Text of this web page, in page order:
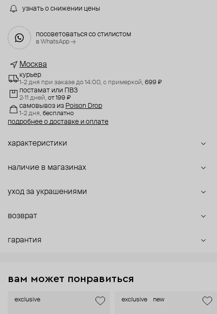
узнать о снижении цены
посоветоваться со стилистом
в WhatsApp →
Москва
курьер
1-2 дня при заказе до 14:00, с примеркой, 699 ₽
постамат или ПВЗ
2-11 дней, от 199 ₽
самовывоз из Poison Drop
1-2 дня, бесплатно
подробнее о доставке и оплате
характеристики
наличие в магазинах
уход за украшениями
возврат
гарантия
вам может понравиться
exclusive exclusive new